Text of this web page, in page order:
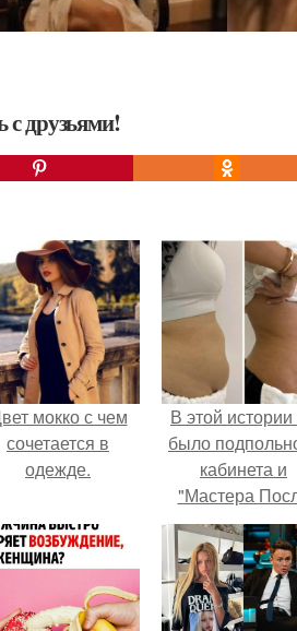
с друзьями!
мокко с чем
сочетается в
одежде.
В этой
было
кабинета и
"Мастера
Курсов".